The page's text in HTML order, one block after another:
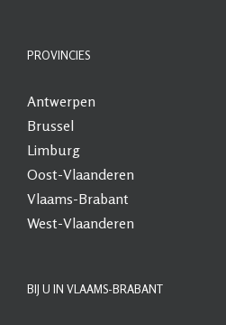
PROVINCIES
Antwerpen
Brussel
Limburg
Oost-Vlaanderen
Vlaams-Brabant
West-Vlaanderen
BIJ U IN VLAAMS-BRABANT